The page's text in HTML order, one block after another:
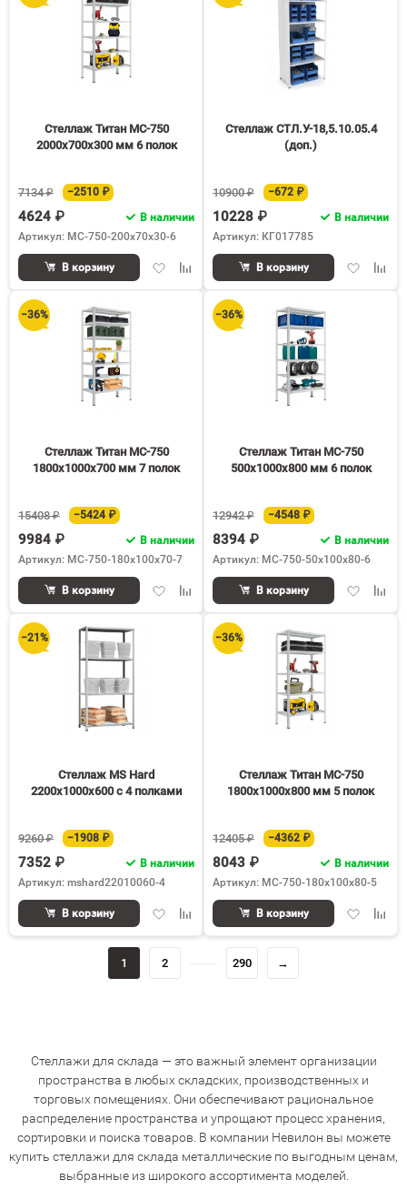
Стеллаж Титан МС-750
2000х700х300 мм 6 полок
7134 ₽ −2510 ₽
4624 ₽
В наличии
Артикул: МС-750-200х70х30-6
ДобавитьДобавить
сравнению
В корзину
Стеллаж СТЛ.У-18,5.10.05.4
(доп.)
10900 ₽ −672 ₽
10228 ₽
В наличии
Артикул: КГ017785
Добавить
В корзину
−36%
Стеллаж Титан МС-750
1800х1000х700 мм 7 полок
15408 ₽ −5424 ₽
9984 ₽
В наличии
Артикул: МС-750-180х100х70-7
ДобавитьДобавить
сравнению
В корзину
−36%
Стеллаж Титан МС-750
500х1000х800 мм 6 полок
12942 ₽ −4548 ₽
8394 ₽
В наличии
Артикул: МС-750-50х100х80-6
Добавить
В корзину
−21%
Стеллаж MS Hard
2200х1000х600 c 4 полками
9260 ₽ −1908 ₽
7352 ₽
В наличии
Артикул: mshard22010060-4
Добавить
избранное
Добавить
сравнению
В корзину
−36%
Стеллаж Титан МС-750
1800х1000х800 мм 5 полок
12405 ₽ −4362 ₽
8043 ₽
В наличии
Артикул: МС-750-180х100х80-5
Добавить
В корзину
1 2 290 →
Стеллажи для склада — это важный элемент организации
пространства в любых складских, производственных и
торговых помещениях. Они обеспечивают рациональное
распределение пространства и упрощают процесс хранения,
сортировки и поиска товаров. В компании Невилон вы можете
купить стеллажи для склада металлические по выгодным ценам,
выбранные из широкого ассортимента моделей.